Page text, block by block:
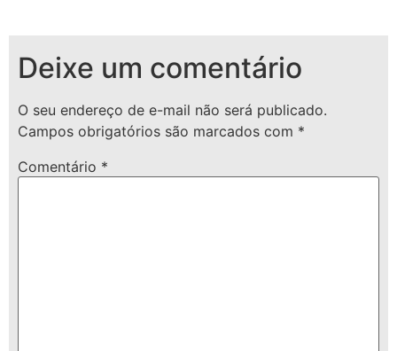
Deixe um comentário
O seu endereço de e-mail não será publicado.
Campos obrigatórios são marcados com *
Comentário *